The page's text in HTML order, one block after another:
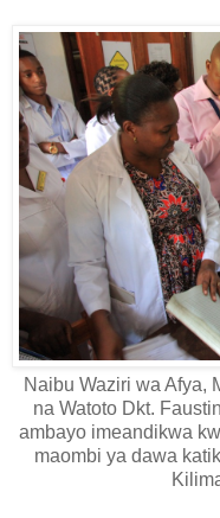
Naibu Waziri wa Afya,
na Watoto Dkt.
ambayo imeandikwa
maombi ya dawa